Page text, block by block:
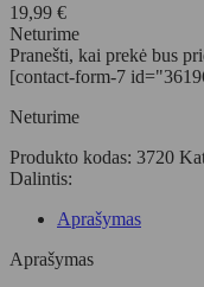
19,99 €
Neturime
Pranešti, kai prekė bus
[contact-form-7
Neturime
Produkto kodas: 3720
Dalintis:
Aprašymas
Aprašymas